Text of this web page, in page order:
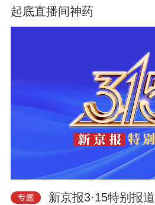
起底直播间神药
新京报3·15特别报道